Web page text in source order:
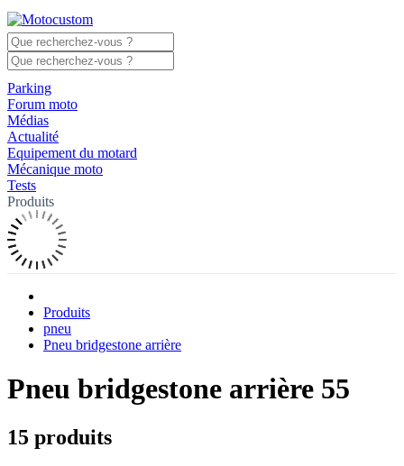
Parking
Forum moto
Médias
Actualité
Equipement du motard
Mécanique moto
Tests
Produits
Produits
pneu
Pneu bridgestone arrière
Pneu bridgestone arrière 55
15 produits